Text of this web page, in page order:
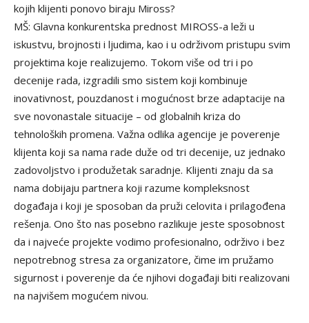
kojih klijenti ponovo biraju Miross?
MŠ: Glavna konkurentska prednost MIROSS-a leži u
iskustvu, brojnosti i ljudima, kao i u održivom pristupu svim
projektima koje realizujemo. Tokom više od tri i po
decenije rada, izgradili smo sistem koji kombinuje
inovativnost, pouzdanost i mogućnost brze adaptacije na
sve novonastale situacije – od globalnih kriza do
tehnoloških promena. Važna odlika agencije je poverenje
klijenta koji sa nama rade duže od tri decenije, uz jednako
zadovoljstvo i produžetak saradnje. Klijenti znaju da sa
nama dobijaju partnera koji razume kompleksnost
događaja i koji je sposoban da pruži celovita i prilagođena
rešenja. Ono što nas posebno razlikuje jeste sposobnost
da i najveće projekte vodimo profesionalno, održivo i bez
nepotrebnog stresa za organizatore, čime im pružamo
sigurnost i poverenje da će njihovi događaji biti realizovani
na najvišem mogućem nivou.